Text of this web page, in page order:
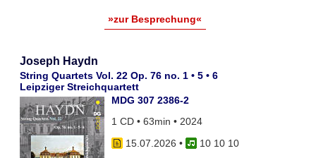
»zur Besprechung«
Joseph Haydn
String Quartets Vol. 22 Op. 76 no. 1 • 5 • 6
Leipziger Streichquartett
MDG 307 2386-2
1 CD • 63min • 2024
15.07.2026 •
10 10 10